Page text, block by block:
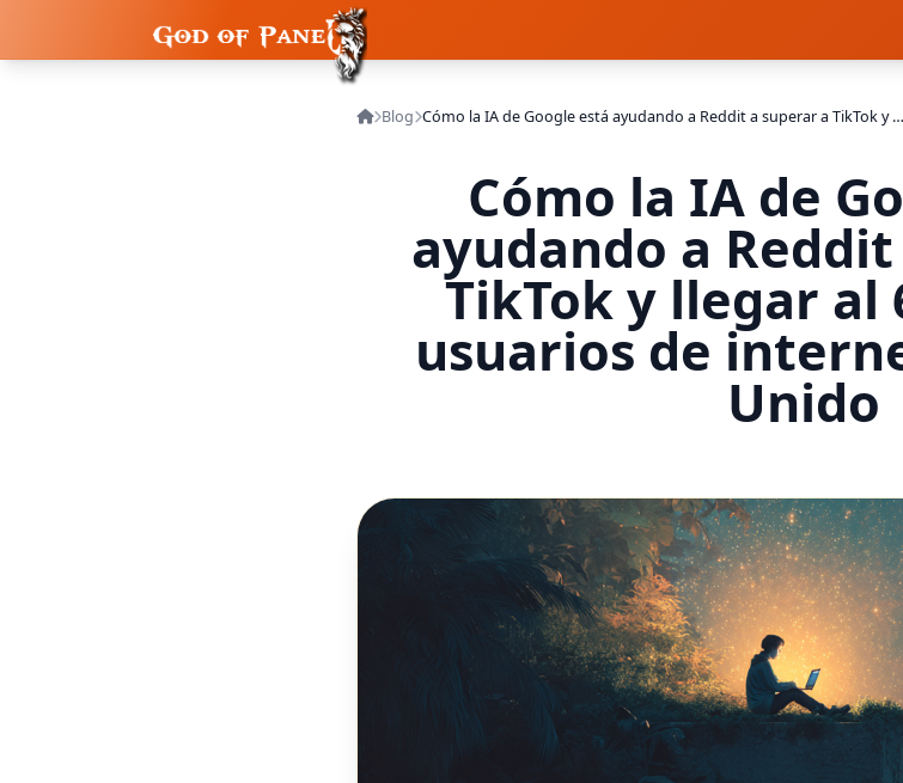
Blog Cómo la IA de Google está ayudando a Reddit a superar a TikTok y llegar al 60% de los usuarios de internet del Reino Unido
Cómo la IA de
ayudando a
TikTok y llegar al
usuarios de
Unido